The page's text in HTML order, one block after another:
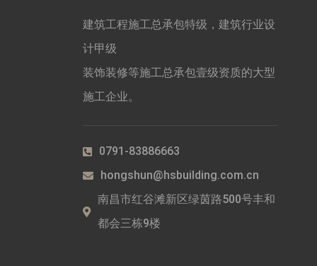
建筑工程施工总承包特级，建筑行业设
计甲级
装饰装修等施工总承包壹级资质的大型
施工企业。
0791-83886663
hongshun@hsbuilding.com.cn
南昌市红谷滩新区绿茵路500号丰和
都会三栋9楼